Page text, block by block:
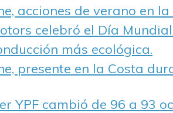
acciones de verano en
celebró el Día
más ecológica.
presente en la Costa
YPF cambió de 96 a 93